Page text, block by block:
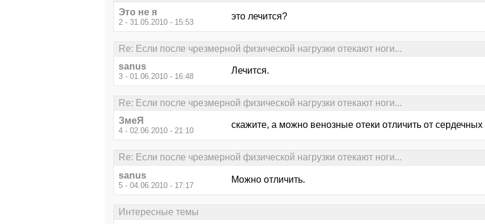
Это не я
2 - 31.05.2010 - 15:53
это лечится?
Re: Если после чрезмерной физической нагрузки отекают ноги...
sanus
3 - 01.06.2010 - 16:48
Лечится.
Re: Если после чрезмерной физической нагрузки отекают ноги...
ЗмеЯ
4 - 02.06.2010 - 21:10
скажите, а можно венозные отеки отличить от
Re: Если после чрезмерной физической нагрузки отекают ноги...
sanus
5 - 04.06.2010 - 17:17
Можно отличить.
Интересные темы